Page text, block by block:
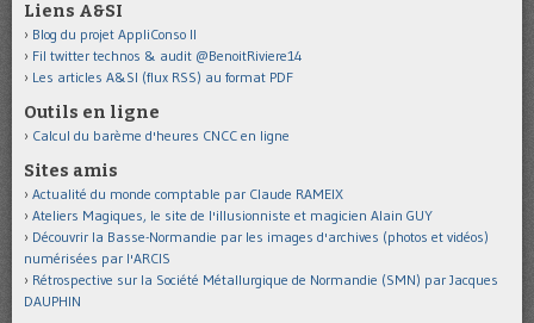
Liens A&SI
Blog du projet AppliConso II
Fil twitter technos & audit @BenoitRiviere14
Les articles A&SI (flux RSS) au format PDF
Outils en ligne
Calcul du barème d'heures CNCC en ligne
Sites amis
Actualité du monde comptable par Claude RAMEIX
Ateliers Magiques, le site de l'illusionniste et magicien Alain GUY
Découvrir la Basse-Normandie par les images d'archives (photos et vidéos)
numérisées par l'ARCIS
Rétrospective sur la Société Métallurgique de Normandie (SMN) par Jacques
DAUPHIN